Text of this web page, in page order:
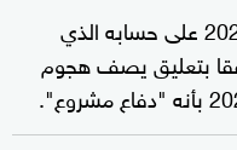
ودين بإعادة نشر فيديو في يوليو 2024 على حسابه الذي